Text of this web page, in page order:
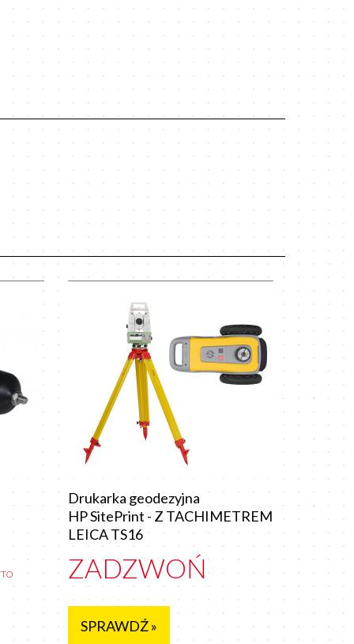
Drukarka geodezyjna
HP SitePrint - Z TACHIMETREM
LEICA TS16
ZADZWOŃ
SPRAWDŹ »